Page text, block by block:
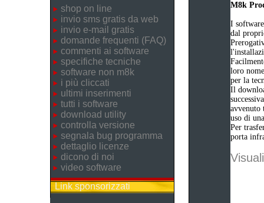
shop on line
invio sms gratis da web
invio e-mail gratis
domande frequenti (FAQ)
commenti ai software
specifiche tecniche
software non m8k
i più cliccati
ultimi inserimenti
tutti i software
download utility
controlla versione
segnala bug programma
dettaglio licenze
dicono di noi
video software
Link sponsorizzati
M8k
I
dal
loro
per la
Il
avvenuto
uso di
Per
porta